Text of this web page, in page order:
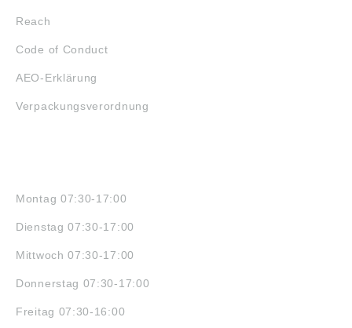
Reach
Code of Conduct
AEO-Erklärung
Verpackungsverordnung
Montag 07:30-17:00
Dienstag 07:30-17:00
Mittwoch 07:30-17:00
Donnerstag 07:30-17:00
Freitag 07:30-16:00